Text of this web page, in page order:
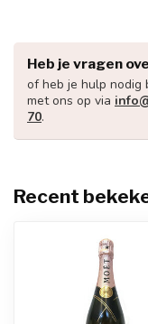
Heb je vragen
of heb je hulp nodig
met ons op via
70.
Recent